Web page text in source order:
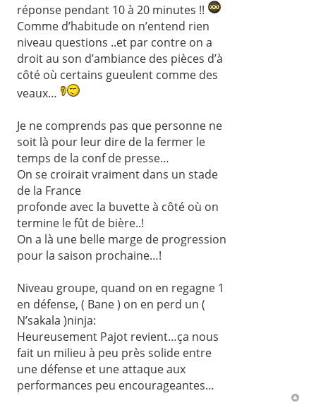
réponse pendant 10 à 20 minutes !!
Comme d’habitude on n’entend rien
niveau questions ..et par contre on a
droit au son d’ambiance des pièces d’à
côté où certains gueulent comme des
veaux…
Je ne comprends pas que personne ne
soit là pour leur dire de la fermer le
temps de la conf de presse…
On se croirait vraiment dans un stade
de la France
profonde avec la buvette à côté où on
termine le fût de bière..!
On a là une belle marge de progression
pour la saison prochaine…!
Niveau groupe, quand on en regagne 1
en défense, ( Bane ) on en perd un (
N’sakala )ninja:
Heureusement Pajot revient…ça nous
fait un milieu à peu près solide entre
une défense et une attaque aux
performances peu encourageantes…